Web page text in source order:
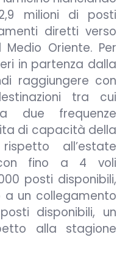
milioni di posti
diretti verso
Oriente. Per
in partenza dalla
raggiungere con
tra cui
due frequenze
di capacità della
all’estate
fino a 4 voli
posti disponibili,
a un collegamento
disponibili, un
alla stagione